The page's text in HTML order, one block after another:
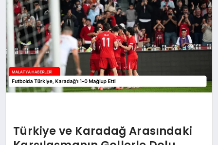
SAĞLIK
SIYASET
SPOR
Türkiye ve Karadağ Arasındaki